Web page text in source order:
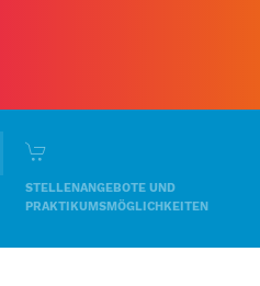
STELLENANGEBOTE UND
PRAKTIKUMSMÖGLICHKEITEN